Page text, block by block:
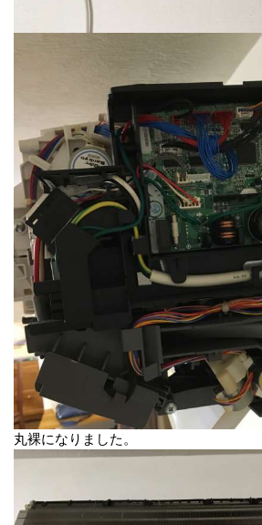
丸裸になりました。